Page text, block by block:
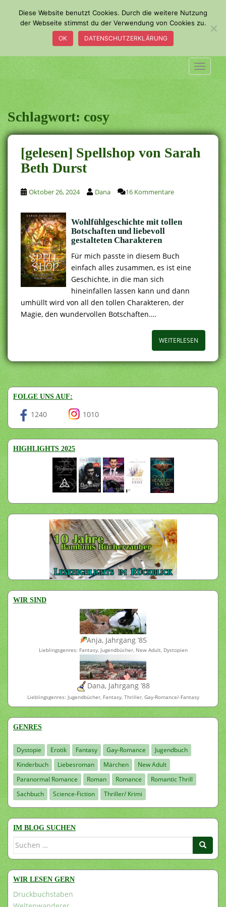
o
m
a
i
n
c
o
n
t
e
n
t
Schlagwort:cosy
[gelesen] Spellshop von Sarah
Beth Durst
Oktober 26, 2024 Dana 16 Kommentare
Wohlfühlgeschichte mit tollen
Botschaften und liebevoll
gestalteten Charakteren
Für mich passte in diesem Buch
einfach alles zusammen, es ist eine
Geschichte, in die man sich
hineinfallen lassen kann und dann
umhüllt wird von all den tollen Charakteren, der
Magie, den wundervollen Botschaften….
WEITERLESEN
FOLGE UNS AUF:
1240 1010
HIGHLIGHTS 2025
WIR SIND
Anja, Jahrgang ’85
Lieblingsgenres: Fantasy, Jugendbücher, New Adult, Dystopien
Dana, Jahrgang ’88
Lieblingsgenres: Jugendbücher, Fantasy, Thriller, Gay-Romance/-Fantasy
GENRES
Dystopie Erotik Fantasy Gay-Romance
Jugendbuch
Kinderbuch
Liebesroman Märchen
New Adult
Paranormal Romance
Roman Romance
Romantic Thrill
Sachbuch
Science-Fiction Thriller/ Krimi
IM BLOG SUCHEN
Suchen
WIR LESEN GERN
Druckbuchstaben
Diese Website benutzt Cookies. Durch die weitere Nutzung
der Webseite stimmst du der Verwendung von Cookies zu.
OK DATENSCHUTZERKLÄRUNG